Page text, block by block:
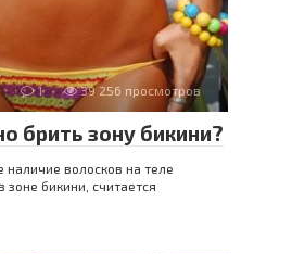
1 39 256 просмотров
брить зону бикини?
волосков на теле
бикини, считается